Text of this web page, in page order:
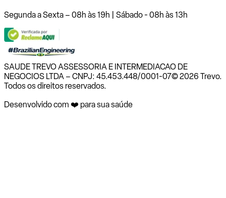
Segunda a Sexta – 08h às 19h | Sábado - 08h às 13h
SAUDE TREVO ASSESSORIA E INTERMEDIACAO DE
NEGOCIOS LTDA – CNPJ: 45.453.448/0001-07© 2026 Trevo.
Todos os direitos reservados.
Desenvolvido com ❤️ para sua saúde